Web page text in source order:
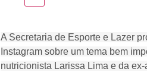
A Secretaria de Esporte e Lazer
Instagram sobre um tema bem
nutricionista Larissa Lima e da